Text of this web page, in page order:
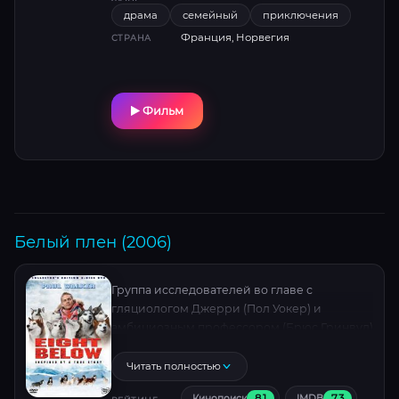
драма семейный приключения
СТРАНА Франция, Норвегия
Фильм
Белый плен (2006)
Группа исследователей во главе с
гляциологом Джерри (Пол Уокер) и
метеоритом по наступающей
антарктической зиме. Непредвиденная
Читать полностью